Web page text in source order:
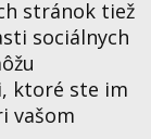
stránok tiež
sociálnych
ktoré ste im
vašom